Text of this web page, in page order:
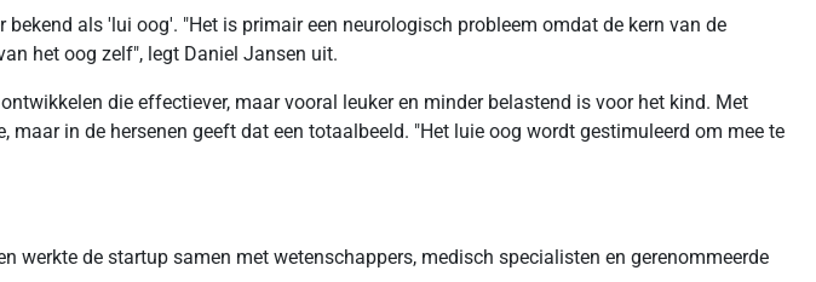
als 'lui oog'. "Het is primair een neurologisch probleem omdat de kern van de
het oog zelf", legt Daniel Jansen uit.
die effectiever, maar vooral leuker en minder belastend is voor het kind. Met
in de hersenen geeft dat een totaalbeeld. "Het luie oog wordt gestimuleerd om mee te
werkte de startup samen met wetenschappers, medisch specialisten en gerenommeerde